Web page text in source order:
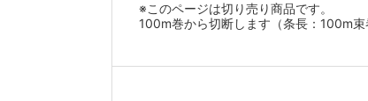
※このページは切り売り商品です。
100m巻から切断します（条長：100m束